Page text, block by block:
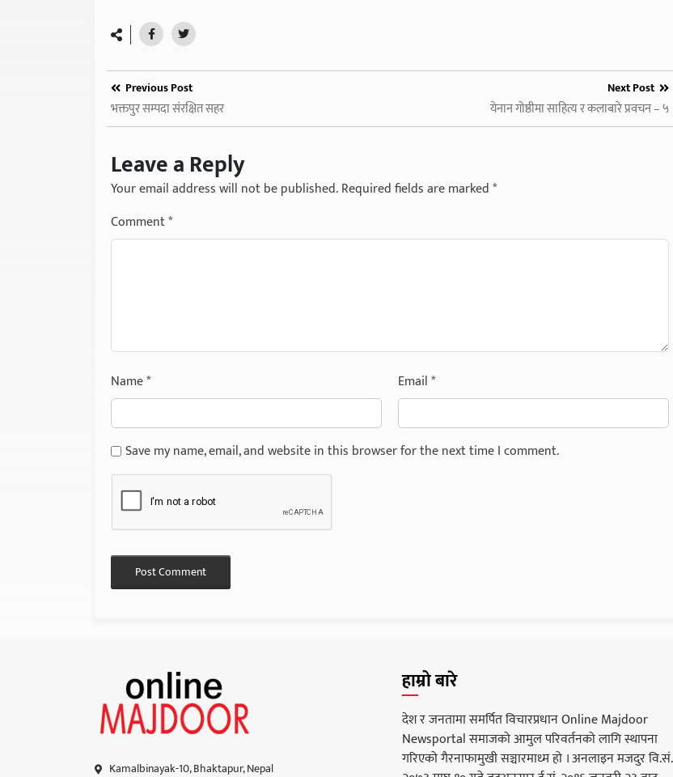
Previous Post
भक्तपुर सम्पदा संरक्षित सहर
Next Post
येनान गोष्ठीमा साहित्य र कलाबारे प्रवचन – ५
Leave a Reply
Your email address will not be published.Required fields are marked*
Comment*
Name* Email*
Save my name, email, and website in this browser for the next time I comment.
Kamalbinayak-10, Bhaktapur, Nepal
हाम्रो बारे
देश र जनतामा समर्पित विचारप्रधान Online Majdoor
Newsportal समाजको आमुल परिवर्तनको लागि स्थापना
गरिएको गैरनाफामुखी सञ्चारमाध्म हो । अनलाइन मजदुर वि.सं.